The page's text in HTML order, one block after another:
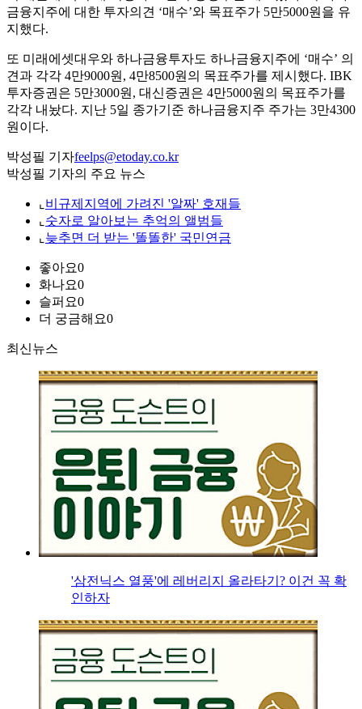
금융지주에 대한 투자의견 ‘매수’와 목표주가 5만5000원을 유
지했다.
또 미래에셋대우와 하나금융투자도 하나금융지주에 ‘매수’ 의
견과 각각 4만9000원, 4만8500원의 목표주가를 제시했다. IBK
투자증권은 5만3000원, 대신증권은 4만5000원의 목표주가를
각각 내놨다. 지난 5일 종가기준 하나금융지주 주가는 3만4300
원이다.
박성필 기자feelps@etoday.co.kr
박성필 기자의 주요 뉴스
⌞ 비규제지역에 가려진 '알짜' 호재들
⌞ 숫자로 알아보는 추억의 앨범들
⌞ 늦추면 더 받는 '똘똘한' 국민연금
좋아요0
화나요0
슬퍼요0
더 궁금해요0
최신뉴스
'삼전닉스 열풍'에 레버리지 올라타기? 이건 꼭 확
인하자